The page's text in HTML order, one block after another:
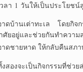
วลา 1 วันให้เป็นประโยช
นเต่าทะเล โดยกิจกร
ศัยอยู่และช่วยกันทำควา
ายหาด ให้กลับคืนสภา
องจะเป็นกิจกรรมที่ช่ว